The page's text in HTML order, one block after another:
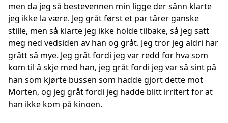
men da jeg så bestevennen min ligge der sånn klarte
jeg ikke la være. Jeg gråt først et par tårer ganske
stille, men så klarte jeg ikke holde tilbake, så jeg satt
meg ned vedsiden av han og gråt. Jeg tror jeg aldri har
grått så mye. Jeg gråt fordi jeg var redd for hva som
kom til å skje med han, jeg gråt fordi jeg var så sint på
han som kjørte bussen som hadde gjort dette mot
Morten, og jeg gråt fordi jeg hadde blitt irritert for at
han ikke kom på kinoen.